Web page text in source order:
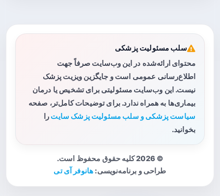
سلب مسئولیت پزشکی
محتوای ارائه‌شده در این وب‌سایت صرفاً جهت
اطلاع‌رسانی عمومی است و جایگزین ویزیت پزشک
نیست. این وب‌سایت مسئولیتی برای تشخیص یا درمان
بیماری‌ها به همراه ندارد. برای توضیحات کامل‌تر، صفحه
سیاست پزشکی و سلب مسئولیت پزشک سایت را
بخوانید.
© 2026 کلیه حقوق محفوظ است.
طراحی و برنامه‌نویسی: هانوفر آی تی